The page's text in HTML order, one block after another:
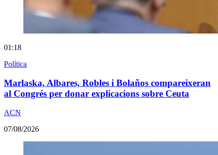
01:18
Política
Marlaska, Albares, Robles i Bolaños compareixeran
al Congrés per donar explicacions sobre Ceuta
ACN
07/08/2026